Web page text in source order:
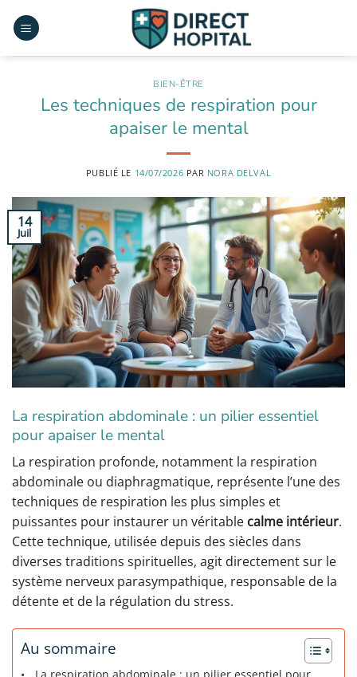
au
BIEN-ÊTRE
Les techniques de respiration pour
apaiser le mental
PUBLIÉ LE 14/07/2026 PAR NORA DELVAL
14
Juil
La respiration abdominale : un pilier essentiel
pour apaiser le mental
La respiration profonde, notamment la respiration
abdominale ou diaphragmatique, représente l’une des
techniques de respiration les plus simples et
puissantes pour instaurer un véritable calme intérieur.
Cette technique, utilisée depuis des siècles dans
diverses traditions spirituelles, agit directement sur le
système nerveux parasympathique, responsable de la
détente et de la régulation du stress.
Au sommaire